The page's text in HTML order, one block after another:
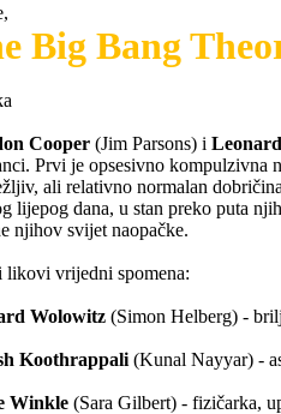
Big Bang
Cooper (Jim Parsons) i
Prvi je opsesivno kompulzivna
ali relativno normalan
lijepog dana, u stan preko puta
njihov svijet naopačke.
likovi vrijedni spomena:
Wolowitz (Simon Helberg) -
Koothrappali (Kunal Nayyar) -
Winkle (Sara Gilbert) - fizičarka,